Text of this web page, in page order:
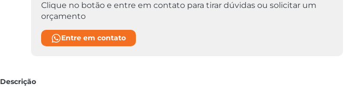
Clique no botão e entre em contato para tirar dúvidas ou solicitar um
orçamento
Entre em contato
Descrição